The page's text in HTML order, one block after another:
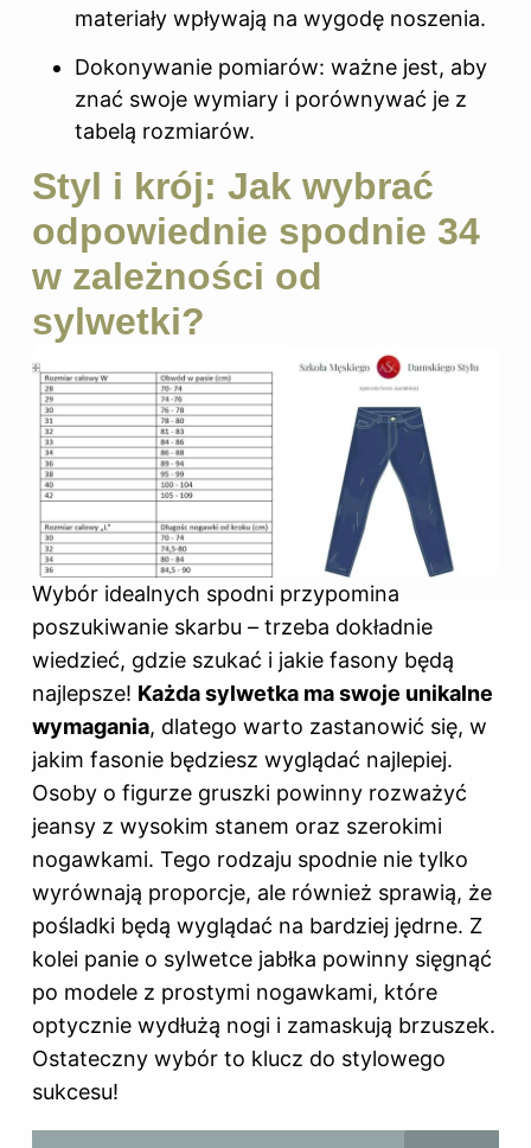
materiały wpływają na wygodę noszenia.
Dokonywanie pomiarów: ważne jest, aby
znać swoje wymiary i porównywać je z
tabelą rozmiarów.
Styl i krój: Jak wybrać
odpowiednie spodnie 34
w zależności od
sylwetki?
Wybór idealnych spodni przypomina
poszukiwanie skarbu – trzeba dokładnie
wiedzieć, gdzie szukać i jakie fasony będą
najlepsze! Każda sylwetka ma swoje unikalne
wymagania, dlatego warto zastanowić się, w
jakim fasonie będziesz wyglądać najlepiej.
Osoby o figurze gruszki powinny rozważyć
jeansy z wysokim stanem oraz szerokimi
nogawkami. Tego rodzaju spodnie nie tylko
wyrównają proporcje, ale również sprawią, że
pośladki będą wyglądać na bardziej jędrne. Z
kolei panie o sylwetce jabłka powinny sięgnąć
po modele z prostymi nogawkami, które
optycznie wydłużą nogi i zamaskują brzuszek.
Ostateczny wybór to klucz do stylowego
sukcesu!